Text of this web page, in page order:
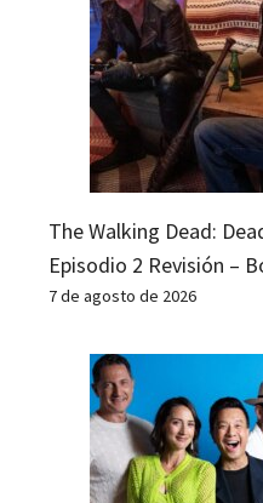
The Walking Dead:
Episodio 2 Revisión –
7 de agosto de 2026